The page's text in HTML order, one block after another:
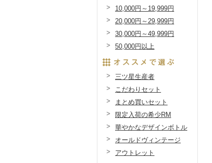
10,000円～19,999円
20,000円～29,999円
30,000円～49,999円
50,000円以上
三ツ星生産者
こだわりセット
まとめ買いセット
限定入荷の希少RM
華やかなデザインボトル
オールドヴィンテージ
アウトレット